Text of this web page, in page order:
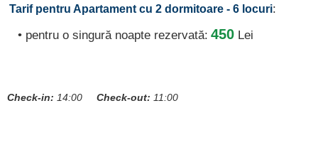
Tarif pentru Apartament cu 2 dormitoare - 6 locuri:
• pentru o singură noapte rezervată: 450 Lei
Check-in: 14:00 Check-out: 11:00